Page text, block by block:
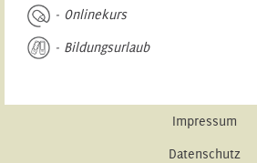
- Onlinekurs
- Bildungsurlaub
Impressum
Datenschutz